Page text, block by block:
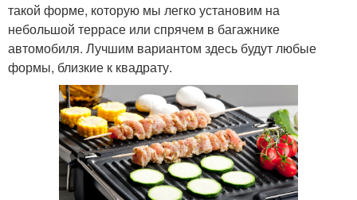
такой форме, которую мы легко установим на
небольшой террасе или спрячем в багажнике
автомобиля. Лучшим вариантом здесь будут любые
формы, близкие к квадрату.